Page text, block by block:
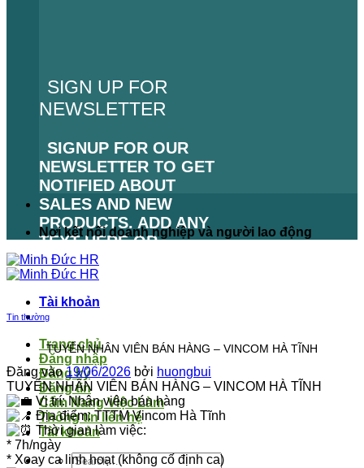
SIGN UP FOR
NEWSLETTER
SIGNUP FOR OUR
NEWSLETTER TO GET
NOTIFIED ABOUT
SALES AND NEW
PRODUCTS. ADD ANY
TEXT HERE OR
REMOVE IT.
LỖI:KHÔNG TÌM THẤY
BIỂU MẪU LIÊN HỆ.
Nơi kết nối doanh nghiệp và người lao động
Tài khoản
Trang chủ
Đăng nhập
Đăng ký
Đăng tin
Cẩm Nang Việc Làm
Thông tin liên hệ
Tài khoản
Tin thường
TUYỂN NHÂN VIÊN BÁN HÀNG – VINCOM HÀ TĨNH
Đăng vào19/06/2026 bởi huongbui
TUYỂN NHÂN VIÊN BÁN HÀNG – VINCOM HÀ TĨNH
Vị trí: Nhân viên bán hàng
Địa điểm: TTTM Vincom Hà Tĩnh
Thời gian làm việc:
* 7h/ngày
* Xoay ca linh hoạt (không cố định ca)